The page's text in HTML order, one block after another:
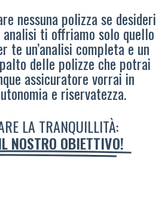
nessuna polizza se desideri
ti offriamo solo quello
te un’analisi completa e un
delle polizze che potrai
assicuratore vorrai in
e riservatezza.
LA TRANQUILLITÀ:
NOSTRO OBIETTIVO!